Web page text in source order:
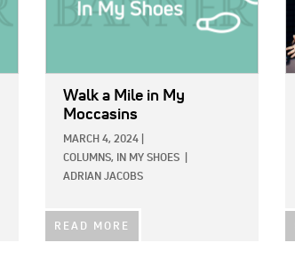
Walk a Mile in My
Moccasins
MARCH 4, 2024
COLUMNS,
IN MY SHOES
ADRIAN JACOBS
READ MORE